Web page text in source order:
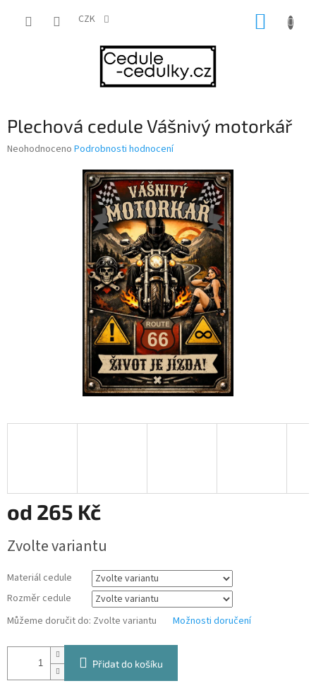
CZK
Plechová cedule Vášnivý motorkář
Průměrné
Neohodnoceno Podrobnosti hodnocení
od 265 Kč
cena:
Zvolte variantu
Materiál cedule
Rozměr cedule
Můžeme doručit do: Zvolte variantu Možnosti doručení
Přidat do košíku